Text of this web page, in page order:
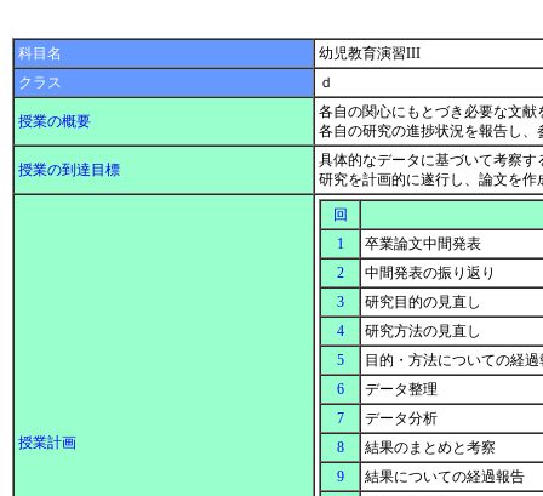
科目名
幼児教育演習III
クラス
ｄ
授業の概要
各自の関心にもとづき必要な文
各自の研究の進捗状況を報告し
授業の到達目標
具体的なデータに基づいて考察す
研究を計画的に遂行し、論文を
授業計画
回
1
卒業論文中間発表
2
中間発表の振り返り
3
研究目的の見直し
4
研究方法の見直し
5
目的・方法についての経
6
データ整理
7
データ分析
8
結果のまとめと考察
9
結果についての経過報告